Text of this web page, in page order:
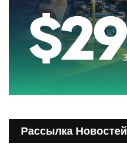
Рассылка Новостей